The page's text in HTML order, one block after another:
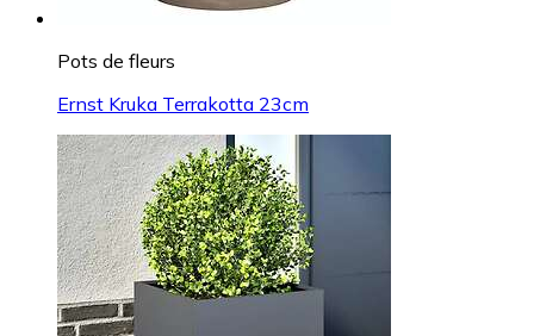
Pots de fleurs
Ernst Kruka Terrakotta 23cm